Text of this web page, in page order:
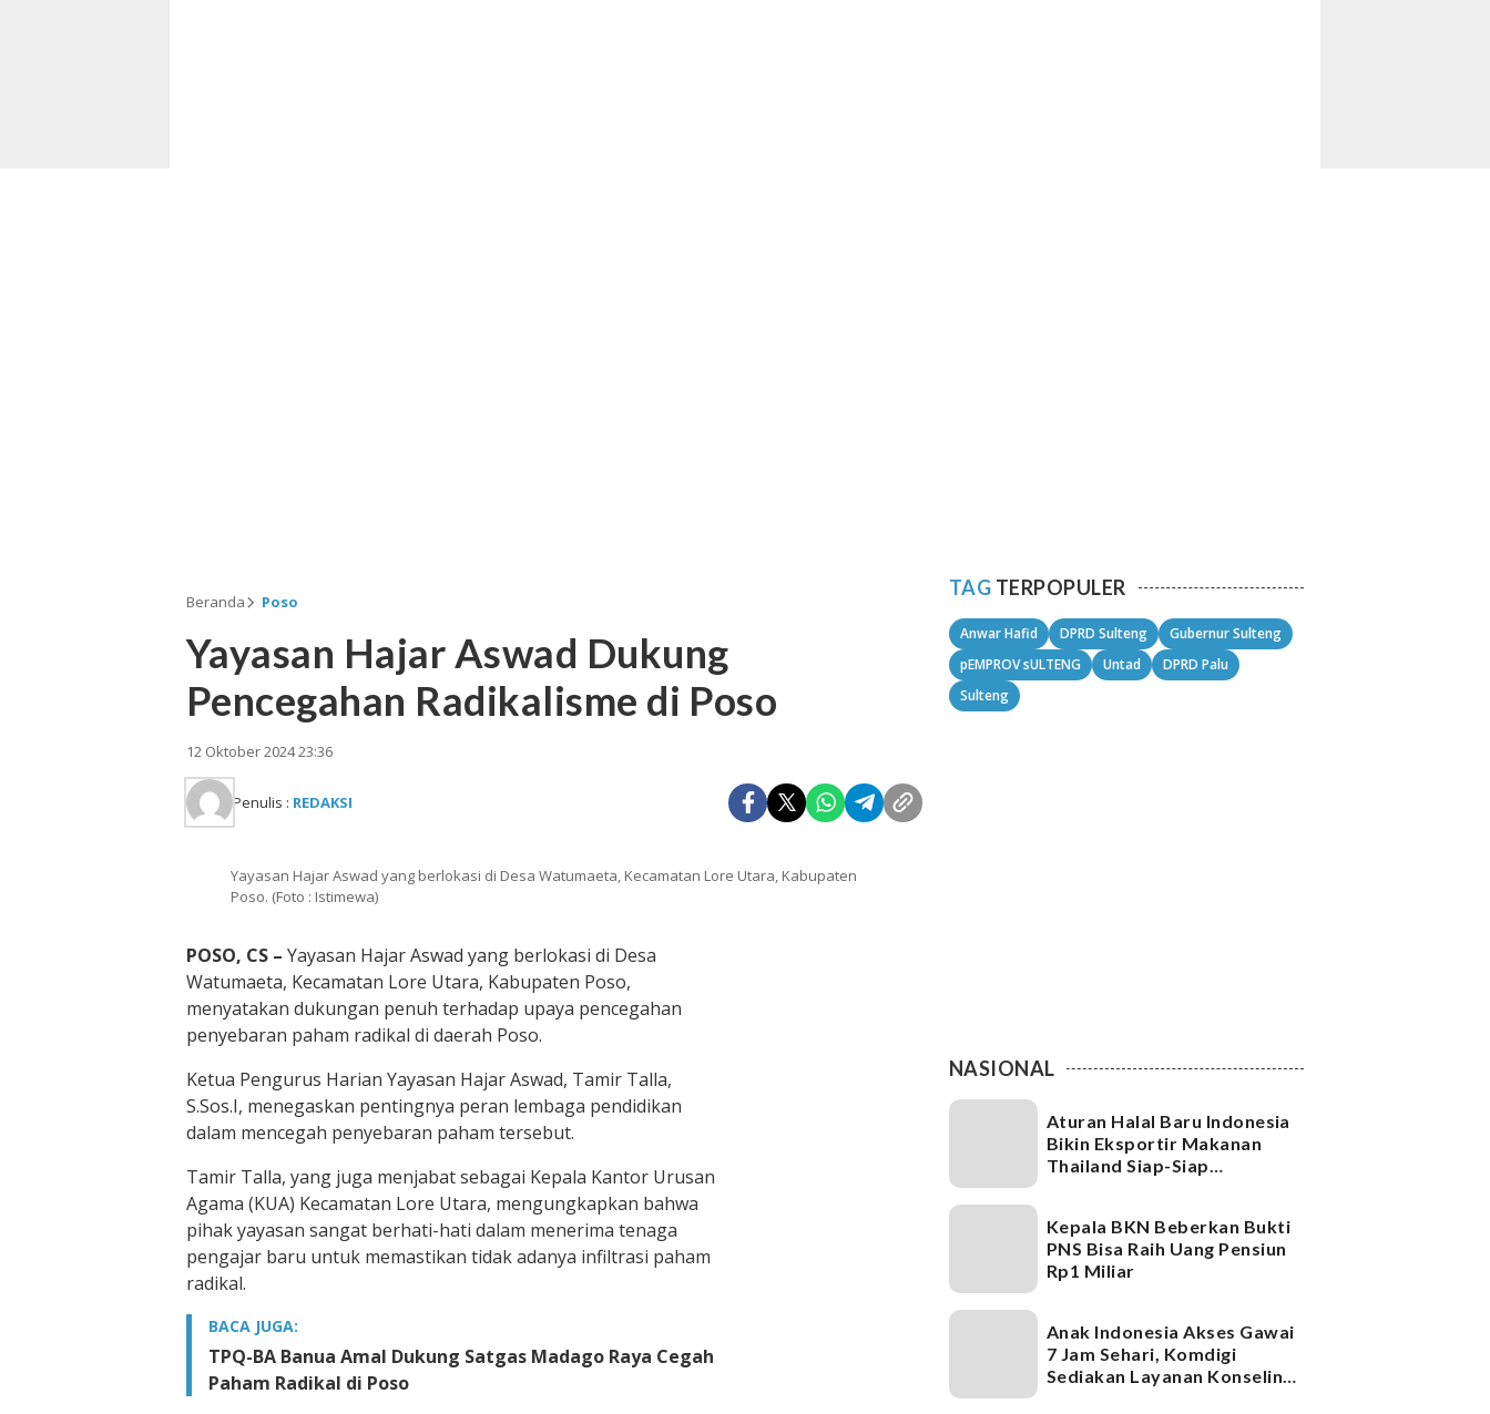
Beranda Poso
Yayasan Hajar Aswad Dukung
Pencegahan Radikalisme di Poso
12 Oktober 2024 23:36
Penulis : REDAKSI
Yayasan Hajar Aswad yang berlokasi di Desa Watumaeta, Kecamatan Lore Utara, Kabupaten
Poso. (Foto : Istimewa)
POSO, CS – Yayasan Hajar Aswad yang berlokasi di Desa
Watumaeta, Kecamatan Lore Utara, Kabupaten Poso,
menyatakan dukungan penuh terhadap upaya pencegahan
penyebaran paham radikal di daerah Poso.
Ketua Pengurus Harian Yayasan Hajar Aswad, Tamir Talla,
S.Sos.I, menegaskan pentingnya peran lembaga pendidikan
dalam mencegah penyebaran paham tersebut.
Tamir Talla, yang juga menjabat sebagai Kepala Kantor Urusan
Agama (KUA) Kecamatan Lore Utara, mengungkapkan bahwa
pihak yayasan sangat berhati-hati dalam menerima tenaga
pengajar baru untuk memastikan tidak adanya infiltrasi paham
radikal.
BACA JUGA:
TPQ-BA Banua Amal Dukung Satgas Madago Raya Cegah
Paham Radikal di Poso
TAG TERPOPULER
Anwar Hafid DPRD Sulteng
Gubernur Sulteng
pEMPROV sULTENG
Untad
DPRD Palu
Sulteng
NASIONAL
Aturan Halal Baru Indonesia
Bikin Eksportir Makanan
Thailand Siap-Siap
Kepala BKN Beberkan Bukti
PNS Bisa Raih Uang Pensiun
Rp1 Miliar
Anak Indonesia Akses Gawai
7 Jam Sehari, Komdigi
Sediakan Layanan Konseling